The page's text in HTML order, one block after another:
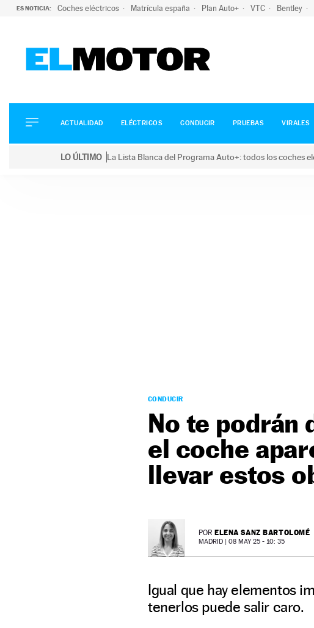
ES NOTICIA: Coches eléctricos Matrícula españa Plan Auto+ VTC Bentley
ELÉCTRICOS
CONDUCIR
ACTUALIDAD ELÉCTRICOS CONDUCIR PRUEBAS VIRALES
LO ÚLTIMO La Lista Blanca del Programa Auto+: todos los coches
CONDUCIR
No te podrán
el coche
llevar estos
POR ELENA SANZ BARTOLOMÉ
MADRID | 08 MAY 25 - 10: 35
Igual que hay elementos
tenerlos puede salir caro.